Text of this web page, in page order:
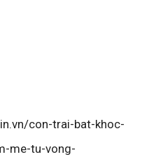
con-trai-bat-khoc-
me-tu-vong-